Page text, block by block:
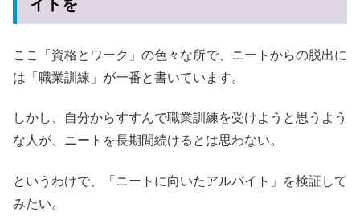
イトを
ここ「資格とワーク」の色々な所で、ニートからの脱出に
は「職業訓練」が一番と書いています。
しかし、自分からすすんで職業訓練を受けようと思うよう
な人が、ニートを長期間続けるとは思わない。
というわけで、「ニートに向いたアルバイト」を検証して
みたい。